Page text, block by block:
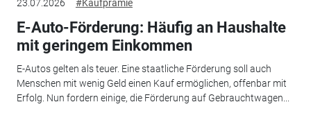
23.07.2026 #Kaufprämie
E-Auto-Förderung: Häufig an Haushalte
mit geringem Einkommen
E-Autos gelten als teuer. Eine staatliche Förderung soll auch
Menschen mit wenig Geld einen Kauf ermöglichen, offenbar mit
Erfolg. Nun fordern einige, die Förderung auf Gebrauchtwagen...